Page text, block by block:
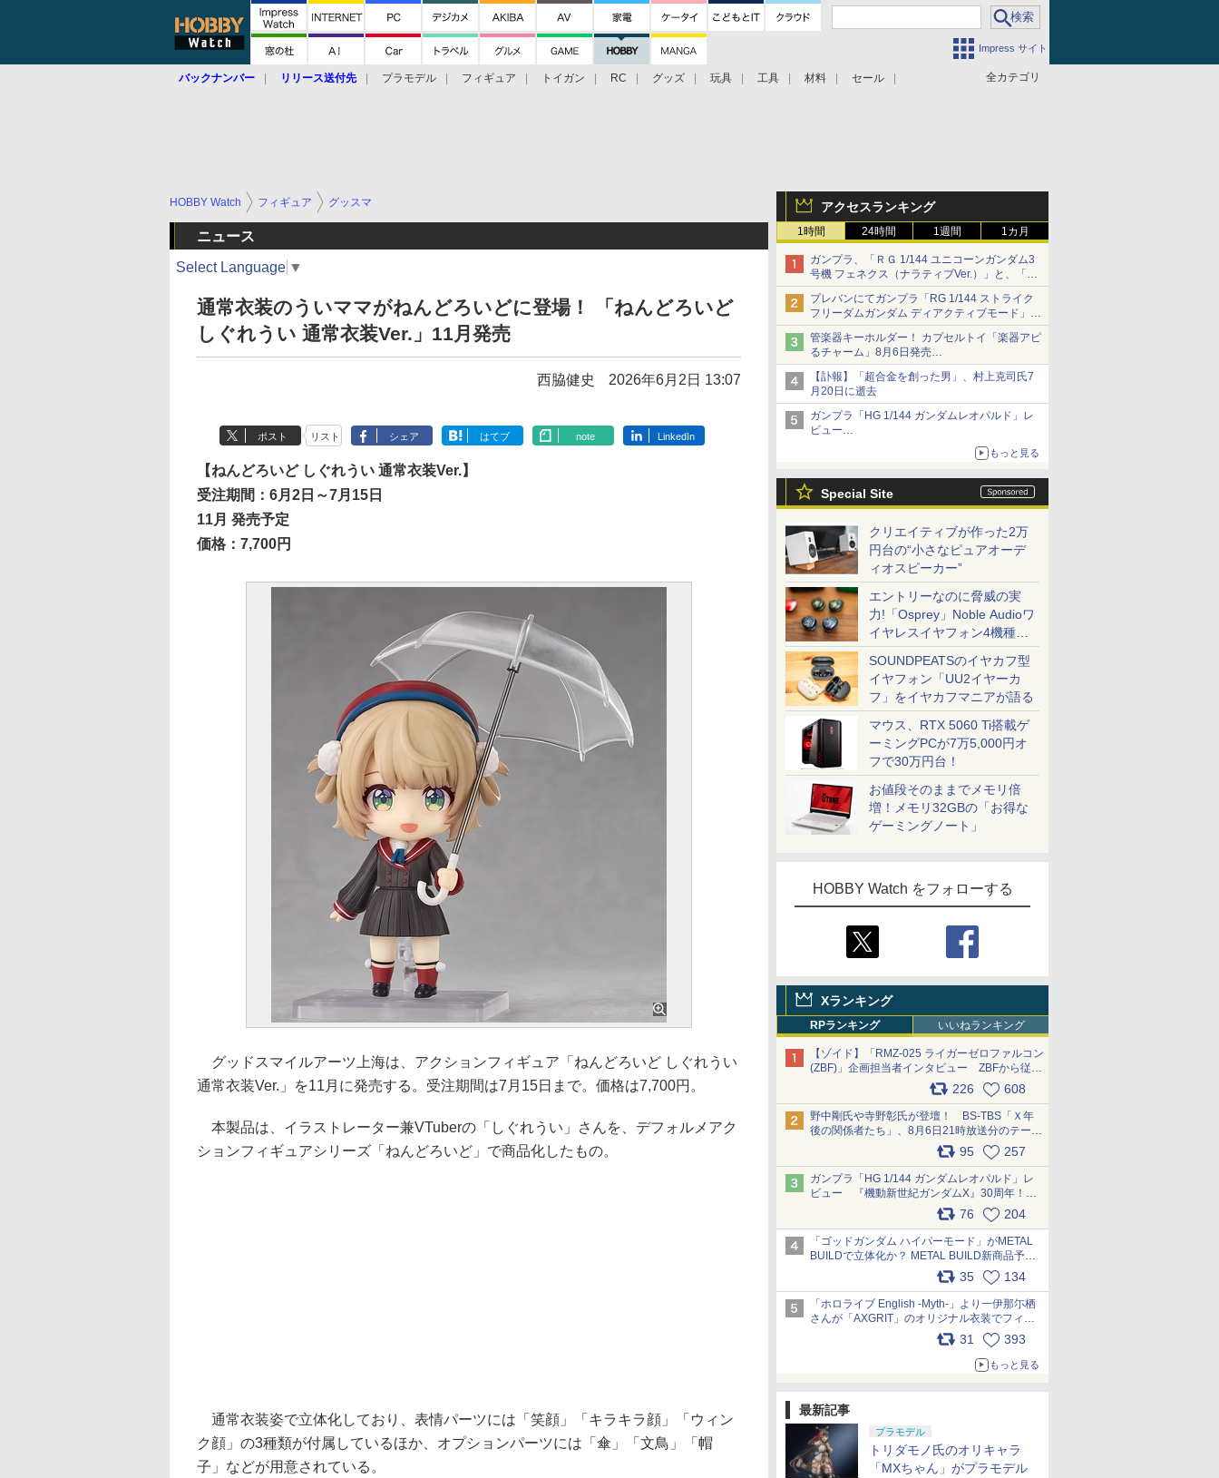
Impress サイト
全カテゴリ
バックナンバー リリース送付先 プラモデル フィギュア トイガン RC グッズ 玩具 工具 材料 セール
アクセスランキング
1時間 24時間 1週間 1カ月
ガンプラ、「ＲＧ 1/144 ユニコーンガンダム3
号機 フェネクス（ナラティブVer.）」と、「Ｈ
Ｇ 1/144 ガンダムエアマスターバースト」再販
プレバンにてガンプラ「RG 1/144 ストライク
フリーダムガンダム ディアクティブモード」の
再販分が8月7日11時より予約開始！
管楽器キーホルダー！ カプセルトイ「楽器アピ
るチャーム」8月6日発売
チューバ、テナサクなど5種各3色
【訃報】「超合金を創った男」、村上克司氏7
月20日に逝去
ガンプラ「HG 1/144 ガンダムレオパルド」レ
ビュー
『機動新世紀ガンダムX』30周年！インナーア
ームガトリングの変形機構まで再現し最新フォ
もっと見る
Special Site
クリエイティブが作った2万
円台の“小さなピュアオーデ
ィオスピーカー”
エントリーなのに脅威の実
力!「Osprey」Noble Audioワ
イヤレスイヤフォン4機種を
一気に聴く
SOUNDPEATSのイヤカフ型
イヤフォン「UU2イヤーカ
フ」をイヤカフマニアが語る
マウス、RTX 5060 Ti搭載ゲ
ーミングPCが7万5,000円オ
フで30万円台！
お値段そのままでメモリ倍
増！メモリ32GBの「お得な
ゲーミングノート」
HOBBY Watch をフォローする
Xランキング
RPランキング いいねランキング
【ゾイド】「RMZ-025 ライガーゼロファルコン
(ZBF)」企画担当者インタビュー ZBFから従来
デザインまで再現可能なボリューム満点のキッ
ト pic.x.com/6zOqQAQKkX
226 608
野中剛氏や寺野彰氏が登壇！ BS-TBS「Ｘ年
後の関係者たち」、8月6日21時放送分のテーマ
は「超合金」！ pic.x.com/uWyt1uyuFm
95 257
ガンプラ「HG 1/144 ガンダムレオパルド」レ
ビュー 『機動新世紀ガンダムX』30周年！イ
ンナーアームガトリングの変形機構まで再現し
最新フォーマットでキット化！
pic.x.com/nszPIDTpbg
76 204
「ゴッドガンダム ハイパーモード」がMETAL
BUILDで立体化か？ METAL BUILD新商品予告
が公開 pic.x.com/HIcLLIM3ar35 134
「ホロライブ English -Myth-」より一伊那尓栖
さんが「AXGRIT」のオリジナル衣装でフィギ
ュア化 pic.x.com/YMGhdIAzNa
31 393
もっと見る
最新記事
プラモデル
トリダモノ氏のオリキャラ
「MXちゃん」がプラモデル
HOBBY Watch フィギュア グッスマ
ニュース
Select Language ▼
通常衣装のういママがねんどろいどに登場！ 「ねんどろいど
しぐれうい 通常衣装Ver.」11月発売
西脇健史 2026年6月2日 13:07
ポスト リスト シェア はてブ note LinkedIn
【ねんどろいど しぐれうい 通常衣装Ver.】
受注期間：6月2日～7月15日
11月 発売予定
価格：7,700円
グッドスマイルアーツ上海は、アクションフィギュア「ねんどろいど しぐれうい
通常衣装Ver.」を11月に発売する。受注期間は7月15日まで。価格は7,700円。
本製品は、イラストレーター兼VTuberの「しぐれうい」さんを、デフォルメアク
ションフィギュアシリーズ「ねんどろいど」で商品化したもの。
通常衣装姿で立体化しており、表情パーツには「笑顔」「キラキラ顔」「ウィン
ク顔」の3種類が付属しているほか、オプションパーツには「傘」「文鳥」「帽
子」などが用意されている。